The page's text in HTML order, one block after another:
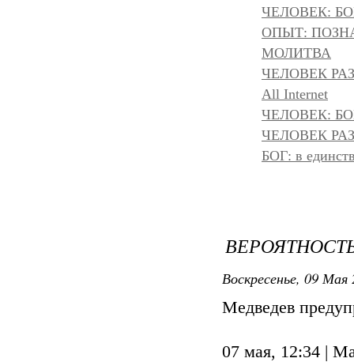
ЧЕЛОВЕК:
ОПЫТ:
МОЛИТВА
ЧЕЛОВЕК
All Internet
ЧЕЛОВЕК:
ЧЕЛОВЕК
БОГ: в
Воскресенье, 09
Медведев
07 мая, 12:34 |